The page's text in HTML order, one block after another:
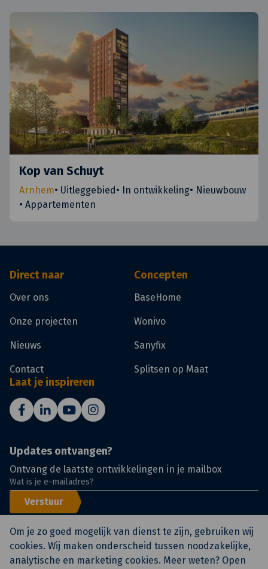
Kop van Schuyt
Arnhem• Uitleggebied• In ontwikkeling• Nieuwbouw
• Appartementen
Direct naar
Over ons
Onze projecten
Nieuws
Contact
Concepten
BaseHome
Wonivo
Sanyfix
Splitsen op Maat
Laat je inspireren
Updates ontvangen?
Ontvang de laatste ontwikkelingen in je mailbox
Verstuur
© KlokGroep Certificeringen Voorwaarden
Om je zo goed mogelijk van dienst te zijn, gebruiken wij
cookies. Wij maken onderscheid tussen noodzakelijke,
analytische en marketing cookies. Meer weten? Open